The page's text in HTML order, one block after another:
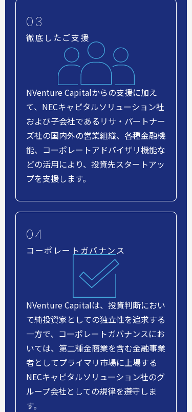
徹底したご支援
NVenture Capitalからの支援に加え
て、NECキャピタルソリューション社
および子会社であるリサ・パートナー
ズ社の国内外の営業組織、各種金融機
能、コーポレートアドバイザリ機能な
どの活用により、投資先スタートアッ
プを支援します。
コーポレートガバナンス
NVenture Capitalは、投資判断におい
て純投資家としての独立性を追求する
一方で、コーポレートガバナンスにお
いては、第二種金商業を含む金融事業
者としてプライマリ市場に上場する
NECキャピタルソリューション社のグ
ループ会社としての規律を遵守しま
す。